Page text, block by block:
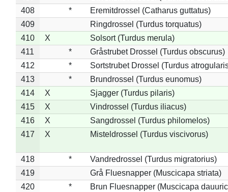
408
*
Eremitdrossel (Catharus guttatus)
409
Ringdrossel (Turdus torquatus)
410
X
Solsort (Turdus merula)
411
*
Gråstrubet Drossel (Turdus obscurus)
412
*
Sortstrubet Drossel (Turdus
413
*
Brundrossel (Turdus eunomus)
414
X
Sjagger (Turdus pilaris)
415
X
Vindrossel (Turdus iliacus)
416
X
Sangdrossel (Turdus philomelos)
417
X Misteldrossel (Turdus viscivorus)
418 *
Vandredrossel (Turdus migratorius)
419
Grå Fluesnapper (Muscicapa striata)
420
*
Brun Fluesnapper (Muscicapa